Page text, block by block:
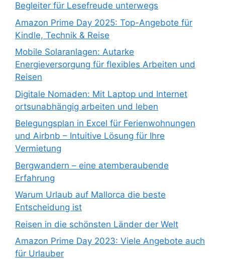
Begleiter für Lesefreude unterwegs
Amazon Prime Day 2025: Top-Angebote für
Kindle, Technik & Reise
Mobile Solaranlagen: Autarke
Energieversorgung für flexibles Arbeiten und
Reisen
Digitale Nomaden: Mit Laptop und Internet
ortsunabhängig arbeiten und leben
Belegungsplan in Excel für Ferienwohnungen
und Airbnb – Intuitive Lösung für Ihre
Vermietung
Bergwandern – eine atemberaubende
Erfahrung
Warum Urlaub auf Mallorca die beste
Entscheidung ist
Reisen in die schönsten Länder der Welt
Amazon Prime Day 2023: Viele Angebote auch
für Urlauber